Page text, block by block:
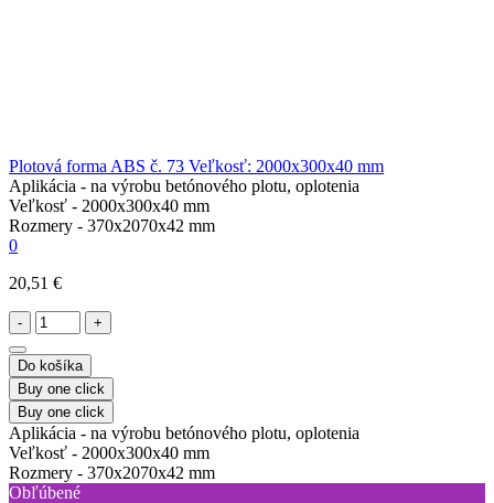
Plotová forma ABS č. 73 Veľkosť: 2000x300x40 mm
Aplikácia - na výrobu betónového plotu, oplotenia
Veľkosť - 2000х300х40 mm
Rozmery - 370х2070х42 mm
0
20,51 €
- +
Do košíka
Buy one click
Buy one click
Aplikácia - na výrobu betónového plotu, oplotenia
Veľkosť - 2000х300х40 mm
Rozmery - 370х2070х42 mm
Obľúbené